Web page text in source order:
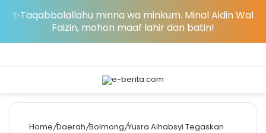
✨Taqabbalallahu minna wa minkum. Minal Aidin Wal
Faizin, mohon maaf lahir dan batin!
Home/Daerah/Bolmong/Yusra Alhabsyi Tegaskan